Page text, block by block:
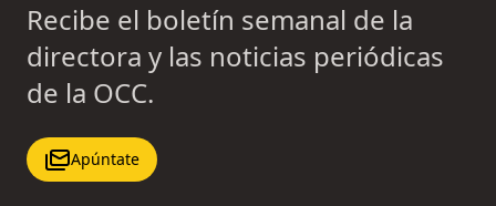
Recibe el boletín semanal de la
directora y las noticias periódicas
de la OCC.
Apúntate